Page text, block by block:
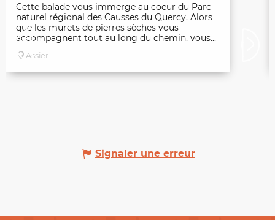
Cette balade vous immerge au coeur du Parc
naturel régional des Causses du Quercy. Alors
que les murets de pierres sèches vous
accompagnent tout au long du chemin, vous...
Assier
Signaler une erreur